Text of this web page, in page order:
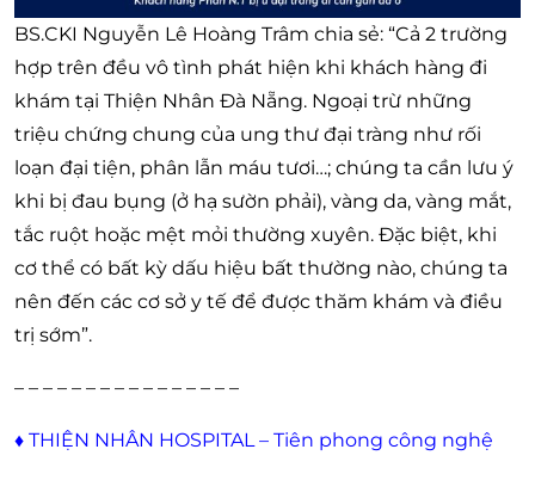
BS.CKI Nguyễn Lê Hoàng Trâm chia sẻ: “Cả 2 trường
hợp trên đều vô tình phát hiện khi khách hàng đi
khám tại Thiện Nhân Đà Nẵng. Ngoại trừ những
triệu chứng chung của ung thư đại tràng như rối
loạn đại tiện, phân lẫn máu tươi…; chúng ta cần lưu ý
khi bị đau bụng (ở hạ sườn phải), vàng da, vàng mắt,
tắc ruột hoặc mệt mỏi thường xuyên. Đặc biệt, khi
cơ thể có bất kỳ dấu hiệu bất thường nào, chúng ta
nên đến các cơ sở y tế để được thăm khám và điều
trị sớm”.
– – – – – – – – – – – – – – – –
♦ THIỆN NHÂN HOSPITAL – Tiên phong công nghệ